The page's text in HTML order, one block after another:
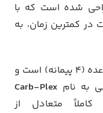
شده است که با
در کمترین زمان، به
کالری در هر وعده (۴ پیمانه) است و
به نام Carb-Plex
متعادل از